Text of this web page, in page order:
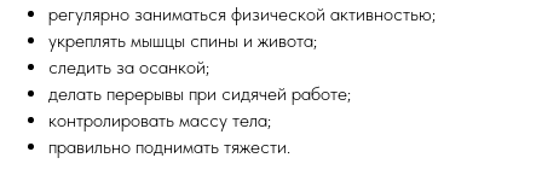
регулярно заниматься физической активностью;
укреплять мышцы спины и живота;
следить за осанкой;
делать перерывы при сидячей работе;
контролировать массу тела;
правильно поднимать тяжести.